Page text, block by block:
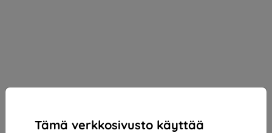
Tämä verkkosivusto käyttää